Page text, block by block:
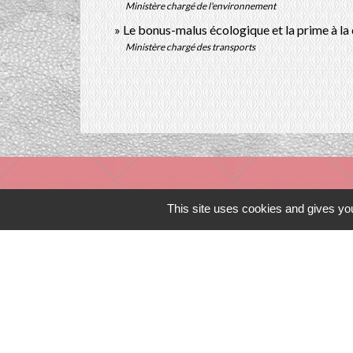
Ministère chargé de l'environnement
Le bonus-malus écologique et la prime à
Ministère chargé des transports
This site uses cookies and gives